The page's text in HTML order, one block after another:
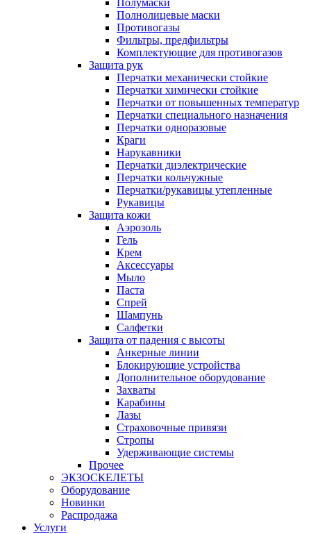
Полумаски
Полнолицевые маски
Противогазы
Фильтры, предфильтры
Комплектующие для противогазов
Защита рук
Перчатки механически стойкие
Перчатки химически стойкие
Перчатки от повышенных температур
Перчатки специального назначения
Перчатки одноразовые
Краги
Нарукавники
Перчатки диэлектрические
Перчатки кольчужные
Перчатки/рукавицы утепленные
Рукавицы
Защита кожи
Аэрозоль
Гель
Крем
Аксессуары
Мыло
Паста
Спрей
Шампунь
Салфетки
Защита от падения с высоты
Анкерные линии
Блокирующие устройства
Дополнительное оборудование
Захваты
Карабины
Лазы
Страховочные привязи
Стропы
Удерживающие системы
Прочее
ЭКЗОСКЕЛЕТЫ
Оборудование
Новинки
Распродажа
Услуги